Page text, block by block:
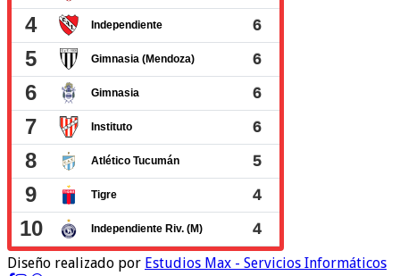
Diseño realizado por Estudios Max - Servicios Informáticos